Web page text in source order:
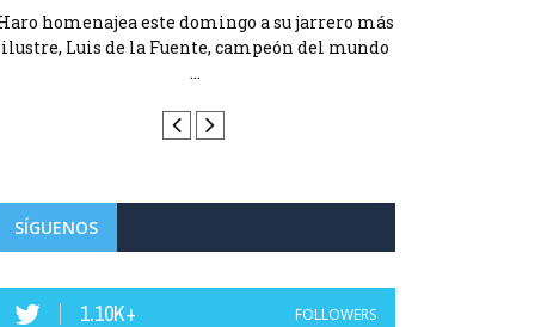
homenajea este domingo a su jarrero más
ilustre, Luis de la Fuente, campeón del mundo
...
SÍGUENOS
1.10K+ FOLLOWERS